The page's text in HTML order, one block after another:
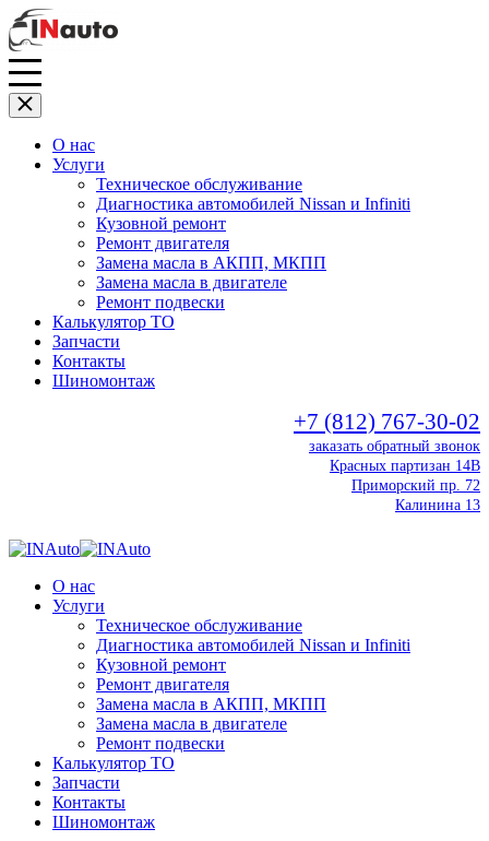
О нас
Услуги
Техническое обслуживание
Диагностика автомобилей Nissan и Infiniti
Кузовной ремонт
Ремонт двигателя
Замена масла в АКПП, МКПП
Замена масла в двигателе
Ремонт подвески
Калькулятор ТО
Запчасти
Контакты
Шиномонтаж
+7 (812) 767-30-02
заказать обратный звонок
Красных партизан 14В
Приморский пр. 72
Калинина 13
О нас
Услуги
Техническое обслуживание
Диагностика автомобилей Nissan и Infiniti
Кузовной ремонт
Ремонт двигателя
Замена масла в АКПП, МКПП
Замена масла в двигателе
Ремонт подвески
Калькулятор ТО
Запчасти
Контакты
Шиномонтаж